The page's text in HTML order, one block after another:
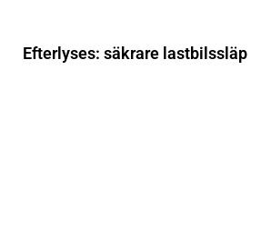
Efterlyses: säkrare lastbilssläp